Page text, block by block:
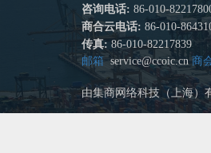
咨询电话: 86-010-
商合云电话: 86-010-
传真: 86-010-82217839
邮箱 service@ccoic.cn商
由集商网络科技（上海）